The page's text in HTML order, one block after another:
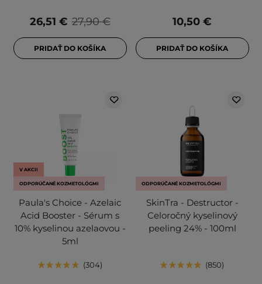
27,90 €
26,51 €
PRIDAŤ DO KOŠÍKA
10,50 €
PRIDAŤ DO KOŠÍKA
V AKCII
ODPORÚČANÉ KOZMETOLÓGMI
Paula's Choice - Azelaic
Acid Booster - Sérum s
10% kyselinou azelaovou -
5ml
304
ODPORÚČANÉ KOZMETOLÓGMI
SkinTra - Destructor -
Celoročný kyselinový
peeling 24% - 100ml
850